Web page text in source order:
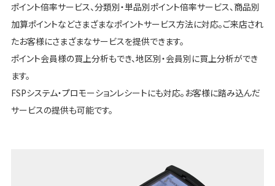
ポイント倍率サービス、分類別・単品別ポイント倍率サービス、商品別
加算ポイントなどさまざまなポイントサービス方法に対応。ご来店され
たお客様にさまざまなサービスを提供できます。
ポイント会員様の買上分析もでき、地区別・会員別に買上分析ができ
ます。
FSPシステム・プロモーションレシートにも対応。お客様に踏み込んだ
サービスの提供も可能です。